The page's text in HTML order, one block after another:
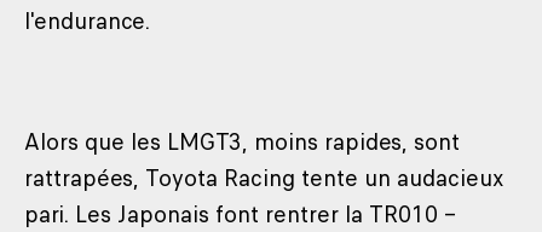
l'endurance.
Alors que les LMGT3, moins rapides, sont
rattrapées, Toyota Racing tente un audacieux
pari. Les Japonais font rentrer la TR010 –